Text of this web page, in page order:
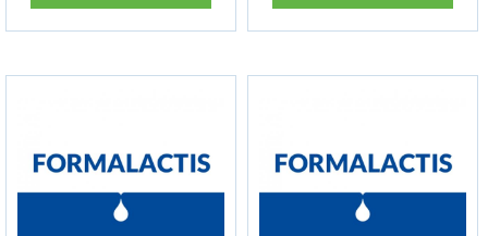
TDS
FROZEN
FIORDILATTE
LS
A